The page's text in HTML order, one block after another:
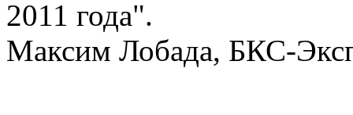
2011 года".
Максим Лобада, БКС-